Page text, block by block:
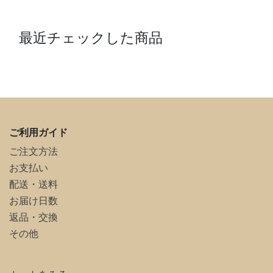
最近チェックした商品
ご利用ガイド
ご注文方法
お支払い
配送・送料
お届け日数
返品・交換
その他